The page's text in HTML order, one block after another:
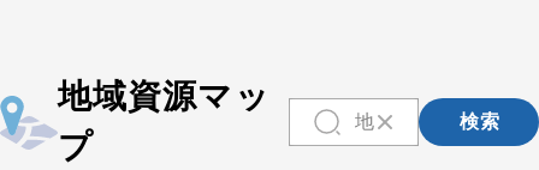
地域資源マッ
プ
検索